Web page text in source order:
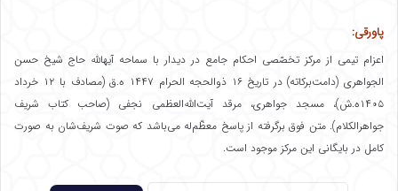
پاورقی:
اعزام تیمی از مرکز تخصّصی احکام جامع در دیدار با سماحه آیهالله حاج شیخ حسن
الجواهری (دامت‌برکاته) در تاریخ ۱۶ ذوالحجه الحرام ۱۴۴۷ ه.ق (مصادف با ۱۲ خرداد
۱۴۰۵ه.ش)، مسجد جواهری، مرقد آیت‌الله‌العظمی نجفی (صاحب کتاب شریف
جواهرالکلام). متن فوق برگرفته از پاسخ معظّم‌له می‌باشد که صوت شریف‌شان به صورت
کامل در بایگانی این مرکز موجود است.